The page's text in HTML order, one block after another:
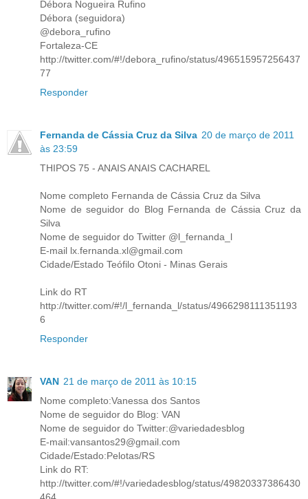
Débora Nogueira Rufino
Débora (seguidora)
@debora_rufino
Fortaleza-CE
http://twitter.com/#!/debora_rufino/status/496515957256437
77
Responder
Fernanda de Cássia Cruz da Silva 20 de março de 2011
às 23:59
THIPOS 75 - ANAIS ANAIS CACHAREL
Nome completo Fernanda de Cássia Cruz da Silva
Nome de seguidor do Blog Fernanda de Cássia Cruz da
Silva
Nome de seguidor do Twitter @l_fernanda_l
E-mail lx.fernanda.xl@gmail.com
Cidade/Estado Teófilo Otoni - Minas Gerais
Link do RT
http://twitter.com/#!/l_fernanda_l/status/4966298111351193
6
Responder
VAN 21 de março de 2011 às 10:15
Nome completo:Vanessa dos Santos
Nome de seguidor do Blog: VAN
Nome de seguidor do Twitter:@variedadesblog
E-mail:vansantos29@gmail.com
Cidade/Estado:Pelotas/RS
Link do RT:
http://twitter.com/#!/variedadesblog/status/49820337386430